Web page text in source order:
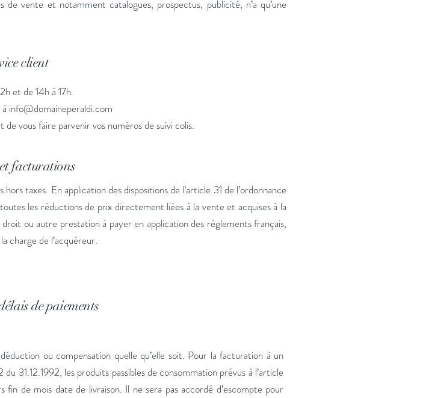
vente et notamment catalogues, prospectus, publicité, n’a qu’une
client
et de 14h à 17h.
info@domaineperaldi.com
vous faire parvenir vos numéros de suivi colis.
facturations
taxes. En application des dispositions de l’article 31 de l’ordonnance
les réductions de prix directement liées à la vente et acquises à la
ou autre prestation à payer en application des règlements français,
charge de l’acquéreur.
de paiements
ou compensation quelle qu’elle soit. Pour la facturation à un
31.12.1992, les produits passibles de consommation prévus à l’article
de mois date de livraison. Il ne sera pas accordé d’escompte pour